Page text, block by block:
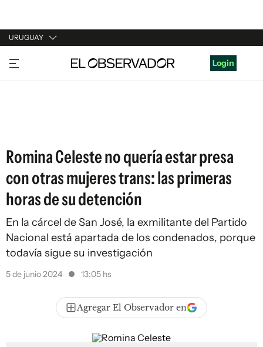
URUGUAY
URUGUAY
ARGENTINA
Login
Romina Celeste no quería estar presa
con otras mujeres trans: las primeras
horas de su detención
En la cárcel de San José, la exmilitante del Partido
Nacional está apartada de los condenados, porque
todavía sigue su investigación
5 de junio 2024 13:05 hs
Agregar El Observador en